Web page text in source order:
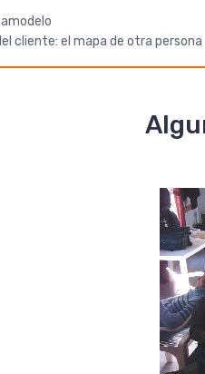
cliente: el mapa de otra persona